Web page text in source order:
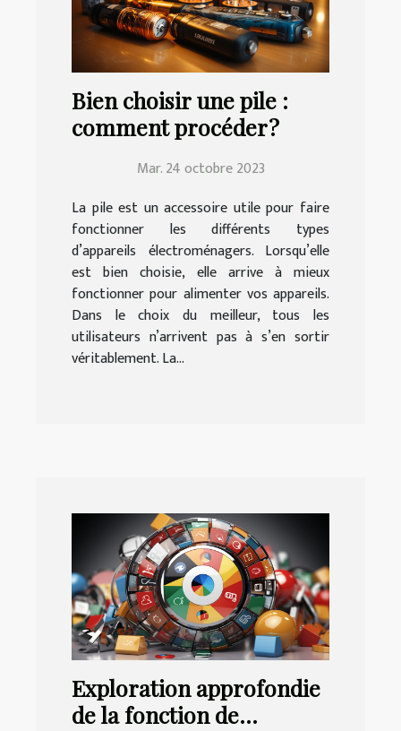
Bien choisir une pile :
comment procéder ?
Mar. 24 octobre 2023
La pile est un accessoire utile pour faire
fonctionner les différents types
d’appareils électroménagers. Lorsqu’elle
est bien choisie, elle arrive à mieux
fonctionner pour alimenter vos appareils.
Dans le choix du meilleur, tous les
utilisateurs n’arrivent pas à s’en sortir
véritablement. La...
Exploration approfondie
de la fonction de